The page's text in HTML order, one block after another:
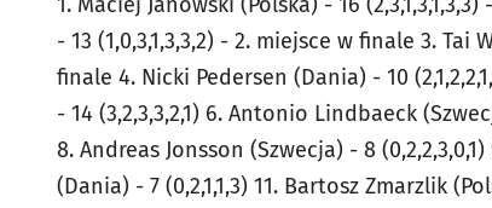
- 13 (1,0,3,1,3,3,2) - 2. miejsce w finale 3.
finale 4. Nicki Pedersen (Dania) - 10
- 14 (3,2,3,3,2,1) 6. Antonio Lindbaeck
8. Andreas Jonsson (Szwecja) - 8
(Dania) - 7 (0,2,1,1,3) 11. Bartosz Zmarzlik